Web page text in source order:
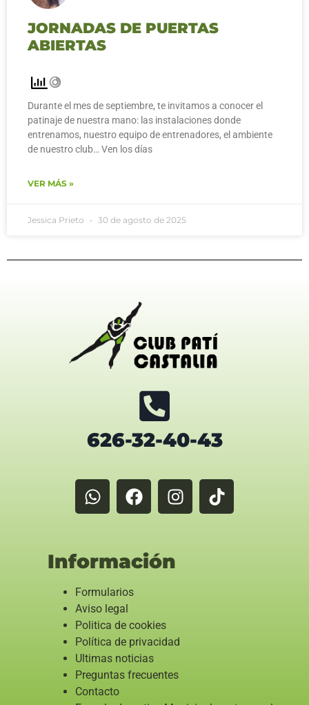
JORNADAS DE PUERTAS
ABIERTAS
Durante el mes de septiembre, te invitamos a conocer el
patinaje de nuestra mano: las instalaciones donde
entrenamos, nuestro equipo de entrenadores, el ambiente
de nuestro club… Ven los días
VER MÁS »
Jessica Prieto 30 de agosto de 2025
626-32-40-43
Información
Formularios
Aviso legal
Politica de cookies
Política de privacidad
Ultimas noticias
Preguntas frecuentes
Contacto